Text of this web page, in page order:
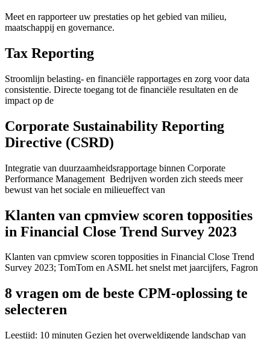
Meet en rapporteer uw prestaties op het gebied van milieu,
maatschappij en governance.
Tax Reporting
Stroomlijn belasting- en financiële rapportages en zorg voor data
consistentie. Directe toegang tot de financiële resultaten en de
impact op de
Corporate Sustainability Reporting
Directive (CSRD)
Integratie van duurzaamheidsrapportage binnen Corporate
Performance Management Bedrijven worden zich steeds meer
bewust van het sociale en milieueffect van
Klanten van cpmview scoren topposities
in Financial Close Trend Survey 2023
Klanten van cpmview scoren topposities in Financial Close Trend
Survey 2023; TomTom en ASML het snelst met jaarcijfers, Fagron
8 vragen om de beste CPM-oplossing te
selecteren
Leestijd: 10 minuten Gezien het overweldigende landschap van